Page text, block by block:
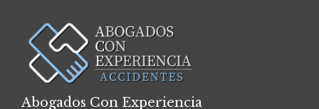
Abogados Con Experiencia